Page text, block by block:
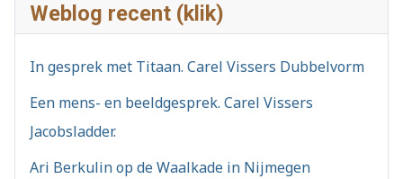
Weblog recent (klik)
In gesprek met Titaan. Carel Vissers Dubbelvorm
Een mens- en beeldgesprek. Carel Vissers
Jacobsladder.
Ari Berkulin op de Waalkade in Nijmegen